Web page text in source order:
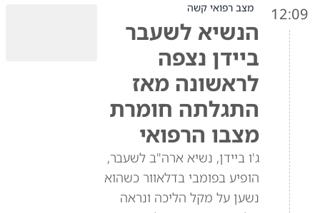
12:09 מצב רפואי קשה
הנשיא לשעבר
ביידן נצפה
לראשונה מאז
התגלתה חומרת
מצבו הרפואי
ג'ו ביידן, נשיא ארה"ב לשעבר,
הופיע בפומבי בדלאוור כשהוא
נשען על מקל הליכה ונראה